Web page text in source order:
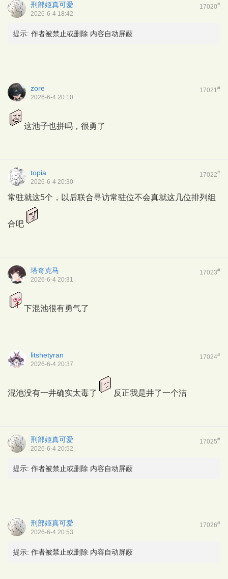
17020#
刑部姬真可爱
2026-6-4 18:42
提示: 作者被禁止或删除 内容自动屏蔽
17021#
zore
2026-6-4 20:10
这池子也拼吗，很勇了
17022#
topia
2026-6-4 20:30
常驻就这5个，以后联合寻访常驻位不会真就这几位排列组
合吧
17023#
塔奇克马
2026-6-4 20:31
下混池很有勇气了
17024#
litshetyran
2026-6-4 20:37
混池没有一井确实太毒了 反正我是井了一个洁
17025#
刑部姬真可爱
2026-6-4 20:52
提示: 作者被禁止或删除 内容自动屏蔽
17026#
刑部姬真可爱
2026-6-4 20:53
提示: 作者被禁止或删除 内容自动屏蔽